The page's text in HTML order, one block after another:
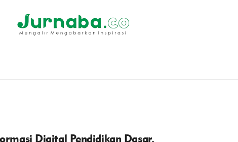
Digital Pendidikan Dasar,